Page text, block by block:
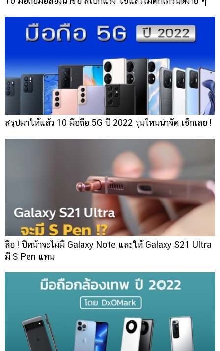
สรุปมาให้แล้ว 10 มือถือ 5G ปี 2022 รุ่นไหนน่าจัด เช็กเลย !
ลือ ! ปีหน้าจะไม่มี Galaxy Note และให้ Galaxy S21 Ultra
มี S Pen แทน